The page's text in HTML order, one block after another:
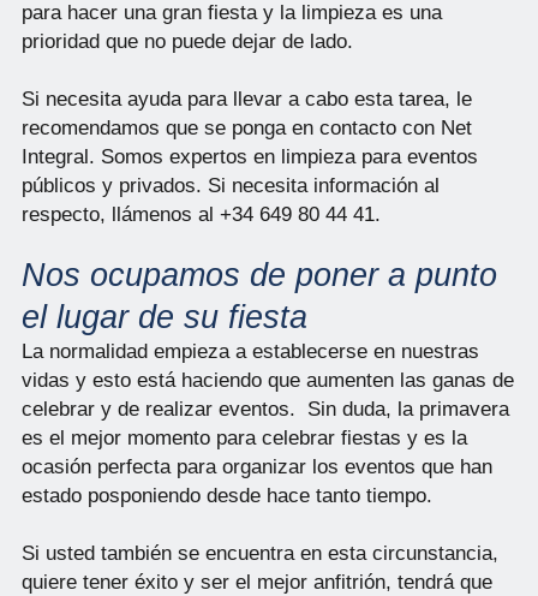
para hacer una gran fiesta y la limpieza es una
prioridad que no puede dejar de lado.
Si necesita ayuda para llevar a cabo esta tarea, le
recomendamos que se ponga en contacto con Net
Integral. Somos expertos en limpieza para eventos
públicos y privados. Si necesita información al
respecto, llámenos al +34 649 80 44 41.
Nos ocupamos de poner a punto
el lugar de su fiesta
La normalidad empieza a establecerse en nuestras
vidas y esto está haciendo que aumenten las ganas de
celebrar y de realizar eventos. Sin duda, la primavera
es el mejor momento para celebrar fiestas y es la
ocasión perfecta para organizar los eventos que han
estado posponiendo desde hace tanto tiempo.
Si usted también se encuentra en esta circunstancia,
quiere tener éxito y ser el mejor anfitrión, tendrá que